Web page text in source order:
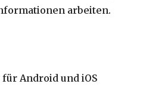
arbeiten.
Android und iOS